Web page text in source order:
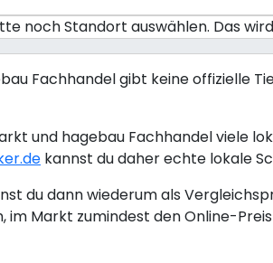
noch Standort auswählen. Das
Fachhandel gibt keine offizielle
und hagebau Fachhandel viele
kannst du daher echte lokale
du dann wiederum als
im Markt zumindest den Online-